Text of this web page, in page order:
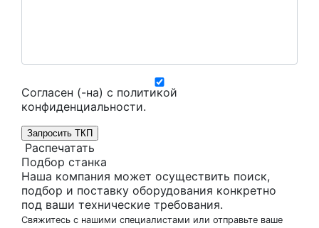
Согласен (-на) с политикой
конфиденциальности.
Запросить ТКП
Распечатать
Подбор станка
Наша компания может осуществить поиск,
подбор и поставку оборудования конкретно
под ваши технические требования.
Свяжитесь с нашими специалистами или отправьте ваше